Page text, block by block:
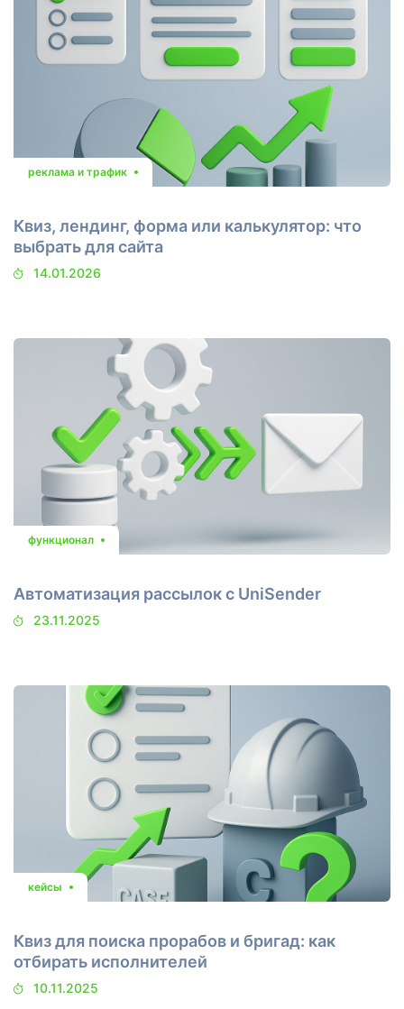
реклама и трафик
Квиз, лендинг, форма или калькулятор: что
выбрать для сайта
14.01.2026
функционал
Автоматизация рассылок с UniSender
23.11.2025
кейсы
Квиз для поиска прорабов и бригад: как
отбирать исполнителей
10.11.2025